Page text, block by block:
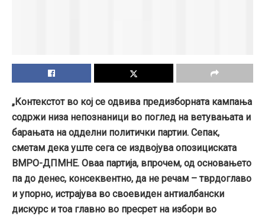
„Контекстот во кој се одвива предизборната кампања
содржи низа непознаници во поглед на ветувањата и
барањата на одделни политички партии. Сепак,
сметам дека уште сега се издвојува опозициската
ВМРО-ДПМНЕ. Оваа партија, впрочем, од основањето
па до денес, консеквентно, да не речам – тврдоглаво
и упорно, истрајува во своевиден антиалбански
дискурс и тоа главно во пресрет на избори во